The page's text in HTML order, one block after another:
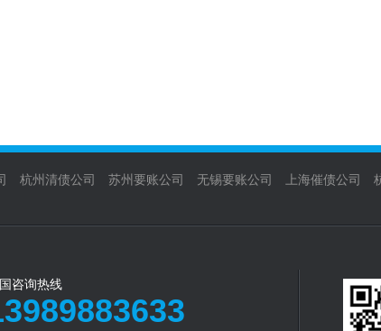
杭州清债公司 苏州要账公司 无锡要账公司 上海催债公司
咨询热线